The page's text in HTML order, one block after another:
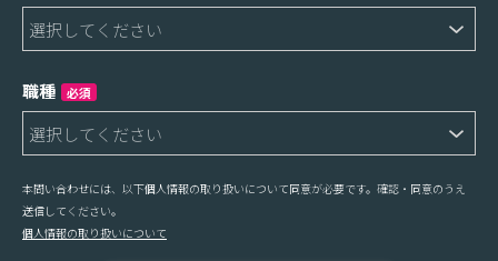
職種 必須
本問い合わせには、以下個人情報の取り扱いについて同意が必要です。確認・同意のうえ
送信してください。
個人情報の取り扱いについて